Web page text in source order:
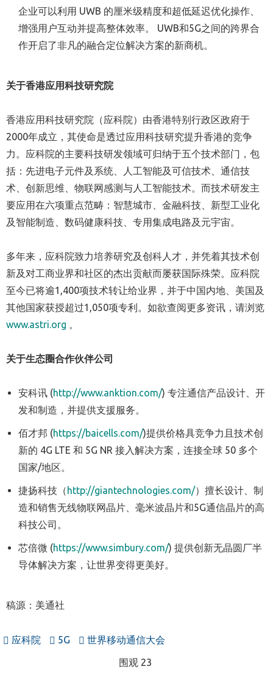
企业可以利用 UWB 的厘米级精度和超低延迟优化操作、
增强用户互动并提高整体效率。 UWB和5G之间的跨界合
作开启了非凡的融合定位解决方案的新商机。
关于香港应用科技研究院
香港应用科技研究院（应科院）由香港特别行政区政府于
2000年成立，其使命是透过应用科技研究提升香港的竞争
力。应科院的主要科技研发领域可归纳于五个技术部门，包
括：先进电子元件及系统、人工智能及可信技术、 通信技
术、创新思维、物联网感测与人工智能技术。而技术研发主
要应用在六项重点范畴：智慧城市、金融科技、新型工业化
及智能制造、数码健康科技、专用集成电路及元宇宙。
多年来，应科院致力培养研究及创科人才，并凭着其技术创
新及对工商业界和社区的杰出贡献而屡获国际殊荣。应科院
至今已将逾1,400项技术转让给业界，并于中国内地、美国及
其他国家获授超过1,050项专利。如欲查阅更多资讯，请浏览
www.astri.org 。
关于生态圈合作伙伴公司
安科讯 (http://www.anktion.com/) 专注通信产品设计、开
发和制造，并提供支援服务。
佰才邦 (https://baicells.com/)提供价格具竞争力且技术创
新的 4G LTE 和 5G NR 接入解决方案，连接全球 50 多个
国家/地区。
捷扬科技（ http://giantechnologies.com/）擅长设计、制
造和销售无线物联网晶片、毫米波晶片和5G通信晶片的高
科技公司。
芯倍微 (https://www.simbury.com/) 提供创新无晶圆厂半
导体解决方案，让世界变得更美好。
稿源：美通社
应科院 5G 世界移动通信大会
围观 23